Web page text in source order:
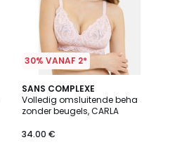
30% VANAF 2*
SANS COMPLEXE
Volledig omsluitende beha
zonder beugels, CARLA
34.00 €
5
/
5